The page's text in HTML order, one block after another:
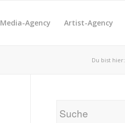
Media-Agency Artist-Agency
Du bist hier: